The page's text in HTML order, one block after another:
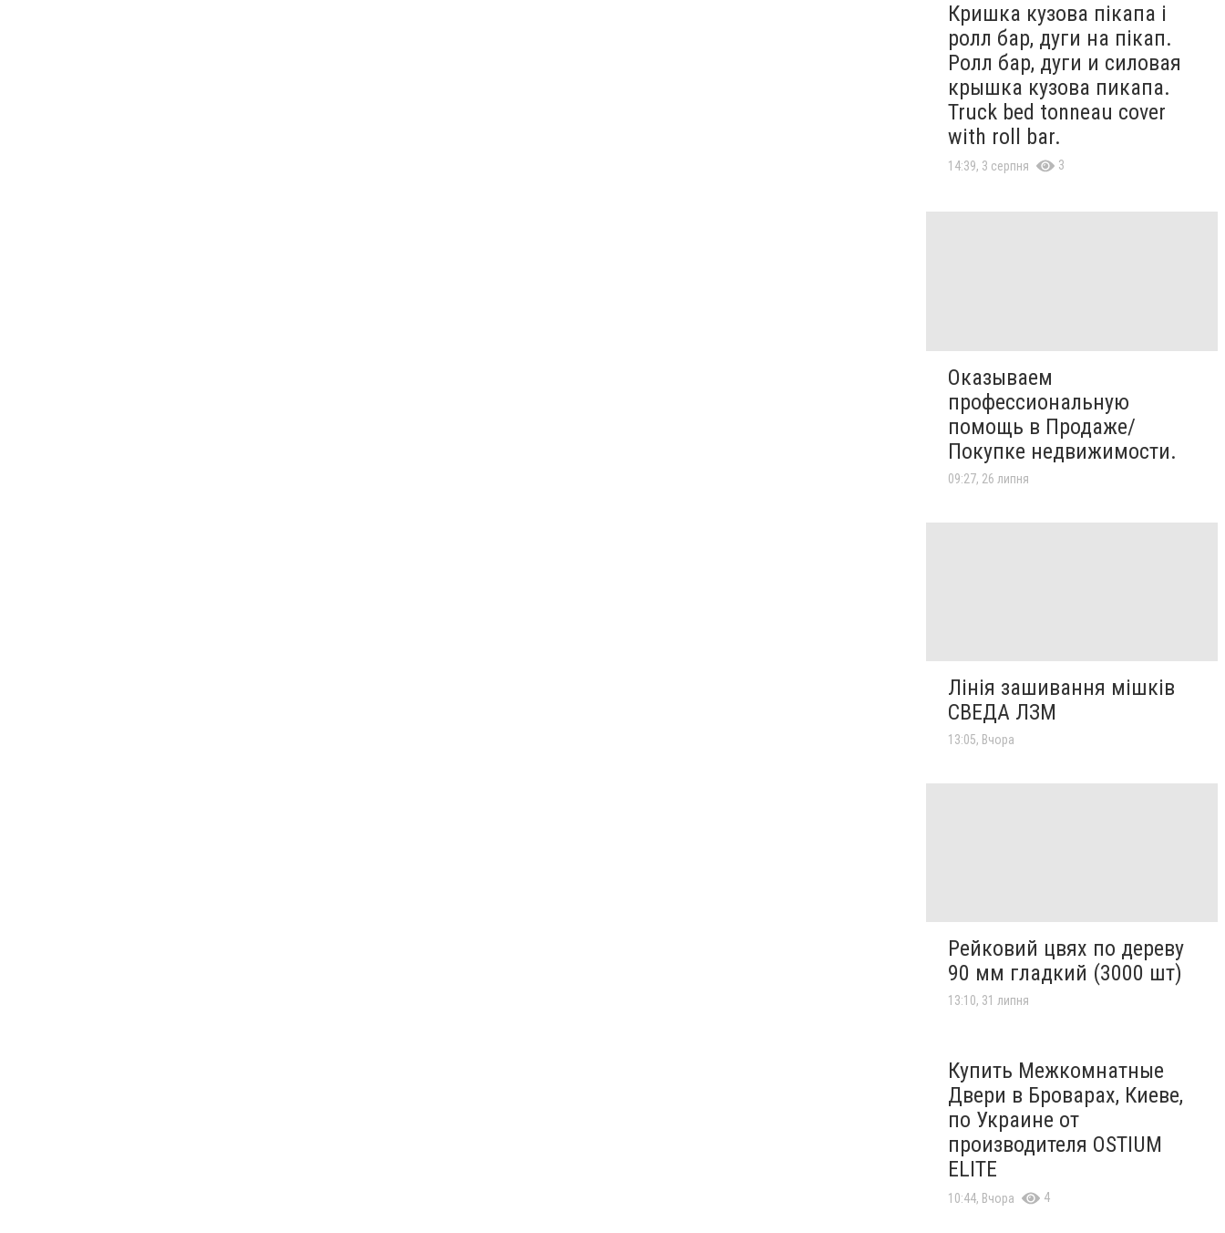
Кришка кузова пікапа і
ролл бар, дуги на пікап.
Ролл бар, дуги и силовая
крышка кузова пикапа.
Truck bed tonneau cover
with roll bar.
14:39, 3 серпня 3
Оказываем
профессиональную
помощь в Продаже/
Покупке недвижимости.
09:27, 26 липня
Лінія зашивання мішків
СВЕДА ЛЗМ
13:05, Вчора
Рейковий цвях по дереву
90 мм гладкий (3000 шт)
13:10, 31 липня
Купить Межкомнатные
Двери в Броварах, Киеве,
по Украине от
производителя OSTIUM
ELITE
10:44, Вчора 4